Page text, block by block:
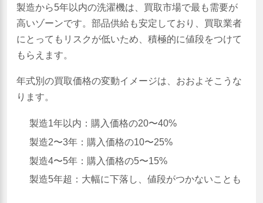
製造から5年以内の洗濯機は、買取市場で最も需要が
高いゾーンです。部品供給も安定しており、買取業者
にとってもリスクが低いため、積極的に値段をつけて
もらえます。
年式別の買取価格の変動イメージは、おおよそこうな
ります。
製造1年以内：購入価格の20〜40%
製造2〜3年：購入価格の10〜25%
製造4〜5年：購入価格の5〜15%
製造5年超：大幅に下落し、値段がつかないことも